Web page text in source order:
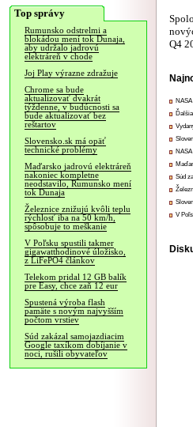
Top správy
Rumunsko odstrelmi a
blokádou mení tok Dunaja,
aby udržalo jadrovú
elektráreň v chode
Joj Play výrazne zdražuje
Chrome sa bude
aktualizovať dvakrát
týždenne, v budúcnosti sa
bude aktualizovať bez
reštartov
Slovensko.sk má opäť
technické problémy
Maďarsko jadrovú elektráreň
nakoniec kompletne
neodstavilo, Rumunsko mení
tok Dunaja
Železnice znižujú kvôli teplu
rýchlosť iba na 50 km/h,
spôsobuje to meškanie
V Poľsku spustili takmer
gigawatthodinové úložisko,
z LiFePO4 článkov
Telekom pridal 12 GB balík
pre Easy, chce zaň 12 eur
Spustená výroba flash
pamäte s novým najvyšším
počtom vrstiev
Súd zakázal samojazdiacim
Google taxíkom dobíjanie v
noci, rušili obyvateľov
Q4
Súd
V